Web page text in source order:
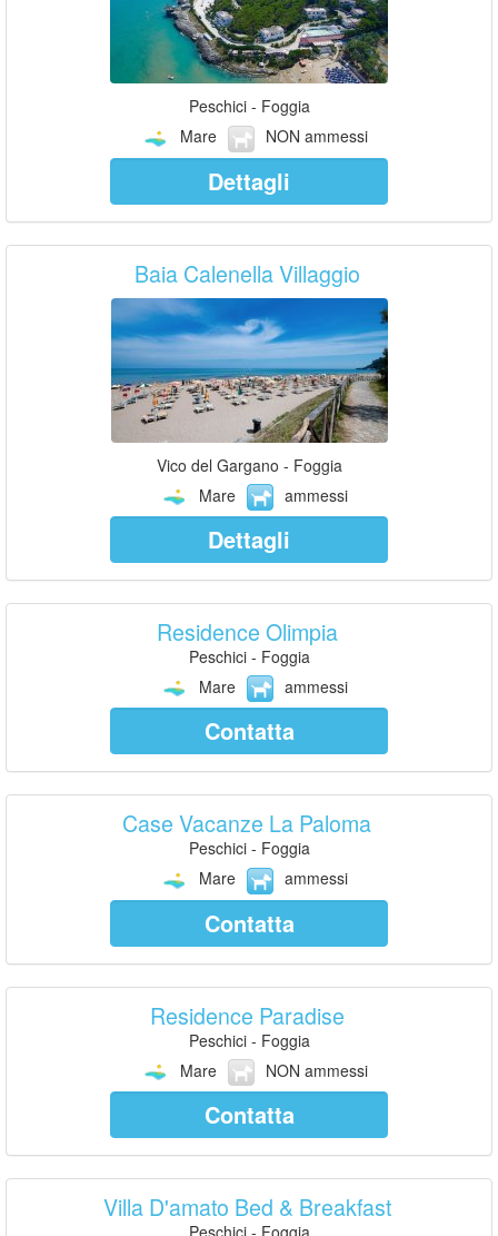
Peschici - Foggia
Mare
NON ammessi
Dettagli
Baia Calenella Villaggio
Vico del Gargano - Foggia
Mare
ammessi
Dettagli
Residence Olimpia
Peschici - Foggia
Mare
ammessi
Contatta
Case Vacanze La Paloma
Peschici - Foggia
Mare
ammessi
Contatta
Residence Paradise
Peschici - Foggia
Mare
NON ammessi
Contatta
Villa D'amato Bed & Breakfast
Peschici - Foggia